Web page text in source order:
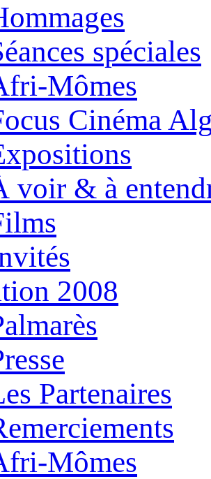
spéciales
Mômes
Cinéma
voir & à
2008
Partenaires
Mômes